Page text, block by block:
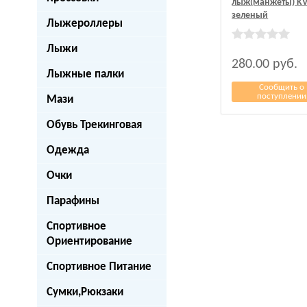
Лыжероллеры
Лыжи
Лыжные палки
Мази
Обувь Трекинговая
Одежда
Очки
Парафины
Спортивное
Ориентирование
Спортивное Питание
Сумки,Рюкзаки
лыж(манжеты)
зеленый
280.00 руб.
Сообщить о
поступлении